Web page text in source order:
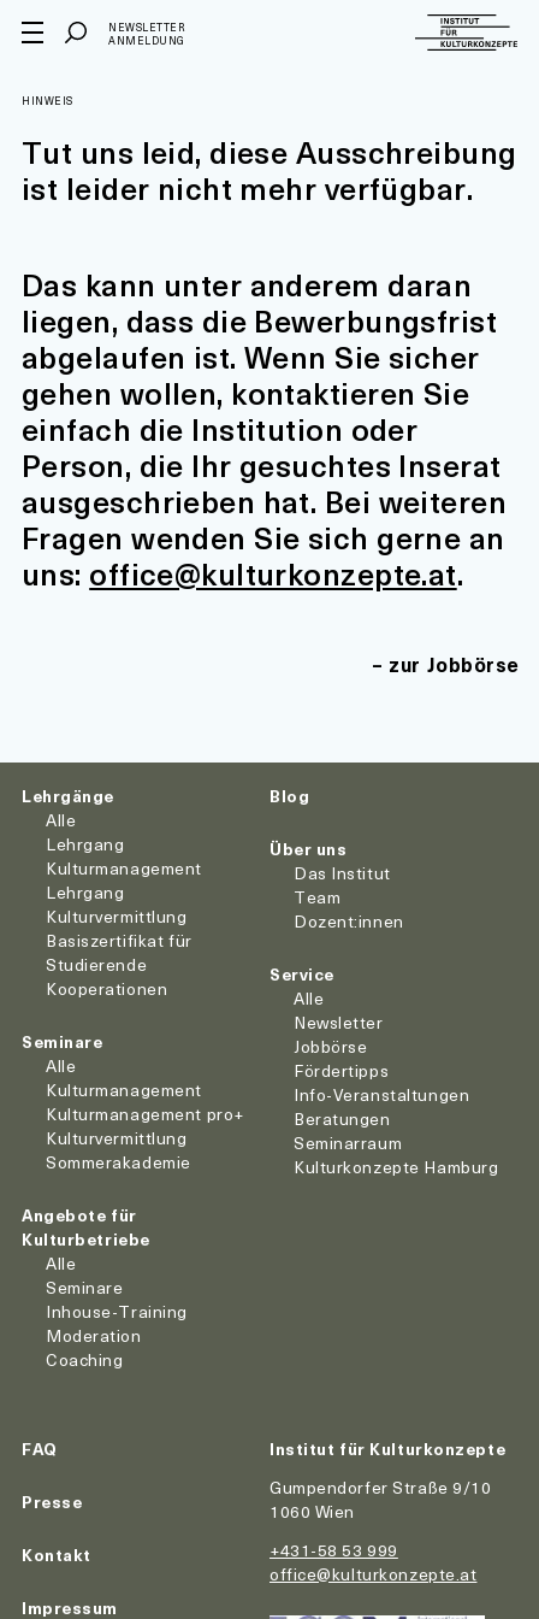
NEWSLETTER
ANMELDUNG
HINWEIS
Tut uns leid, diese Ausschreibung
ist leider nicht mehr verfügbar.
Das kann unter anderem daran
liegen, dass die Bewerbungsfrist
abgelaufen ist. Wenn Sie sicher
gehen wollen, kontaktieren Sie
einfach die Institution oder
Person, die Ihr gesuchtes Inserat
ausgeschrieben hat. Bei weiteren
Fragen wenden Sie sich gerne an
uns: office@kulturkonzepte.at.
zur Jobbörse
Lehrgänge
Alle
Lehrgang
Kulturmanagement
Lehrgang
Kulturvermittlung
Basiszertifikat für
Studierende
Kooperationen
Seminare
Alle
Kulturmanagement
Kulturmanagement pro+
Kulturvermittlung
Sommerakademie
Angebote für
Kulturbetriebe
Alle
Seminare
Inhouse-Training
Moderation
Coaching
Blog
Über uns
Das Institut
Team
Dozent:innen
Service
Alle
Newsletter
Jobbörse
Fördertipps
Info-Veranstaltungen
Beratungen
Seminarraum
Kulturkonzepte Hamburg
FAQ
Presse
Kontakt
Impressum
Institut für Kulturkonzepte
Gumpendorfer Straße 9/10
1060 Wien
+431-58 53 999
office@kulturkonzepte.at